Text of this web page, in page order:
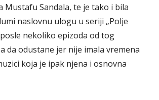
Mustafu Sandala, te je tako i bila
naslovnu ulogu u seriji „Polje
nekoliko epizoda od tog
da odustane jer nije imala vremena
koja je ipak njena i osnovna